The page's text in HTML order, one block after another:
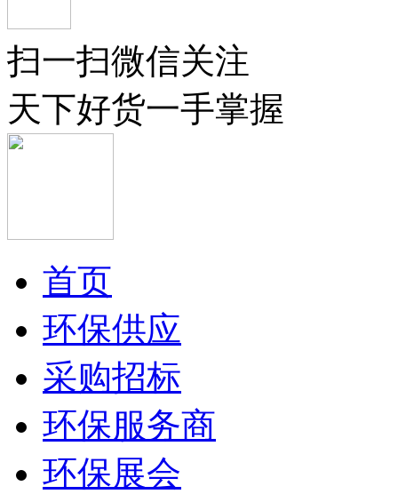
扫一扫微信关注
天下好货一手掌握
首页
环保供应
采购招标
环保服务商
环保展会